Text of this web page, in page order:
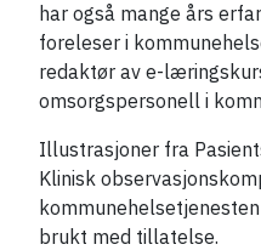
har også mange års
foreleser i
redaktør av e-
omsorgspersonell i
Illustrasjoner fra
Klinisk
brukt med tillatelse.